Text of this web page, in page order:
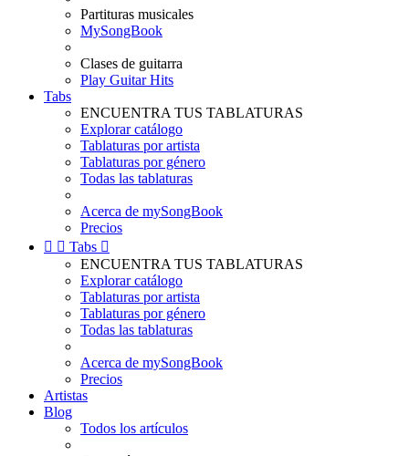
Partituras musicales
MySongBook
Clases de guitarra
Play Guitar Hits
Tabs
ENCUENTRA TUS TABLATURAS
Explorar catálogo
Tablaturas por artista
Tablaturas por género
Todas las tablaturas
Acerca de mySongBook
Precios
  Tabs 
ENCUENTRA TUS TABLATURAS
Explorar catálogo
Tablaturas por artista
Tablaturas por género
Todas las tablaturas
Acerca de mySongBook
Precios
Artistas
Blog
Todos los artículos